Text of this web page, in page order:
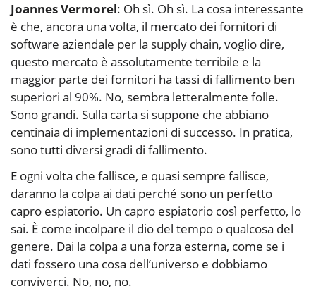
Joannes Vermorel: Oh sì. Oh sì. La cosa interessante
è che, ancora una volta, il mercato dei fornitori di
software aziendale per la supply chain, voglio dire,
questo mercato è assolutamente terribile e la
maggior parte dei fornitori ha tassi di fallimento ben
superiori al 90%. No, sembra letteralmente folle.
Sono grandi. Sulla carta si suppone che abbiano
centinaia di implementazioni di successo. In pratica,
sono tutti diversi gradi di fallimento.
E ogni volta che fallisce, e quasi sempre fallisce,
daranno la colpa ai dati perché sono un perfetto
capro espiatorio. Un capro espiatorio così perfetto, lo
sai. È come incolpare il dio del tempo o qualcosa del
genere. Dai la colpa a una forza esterna, come se i
dati fossero una cosa dell’universo e dobbiamo
conviverci. No, no, no.